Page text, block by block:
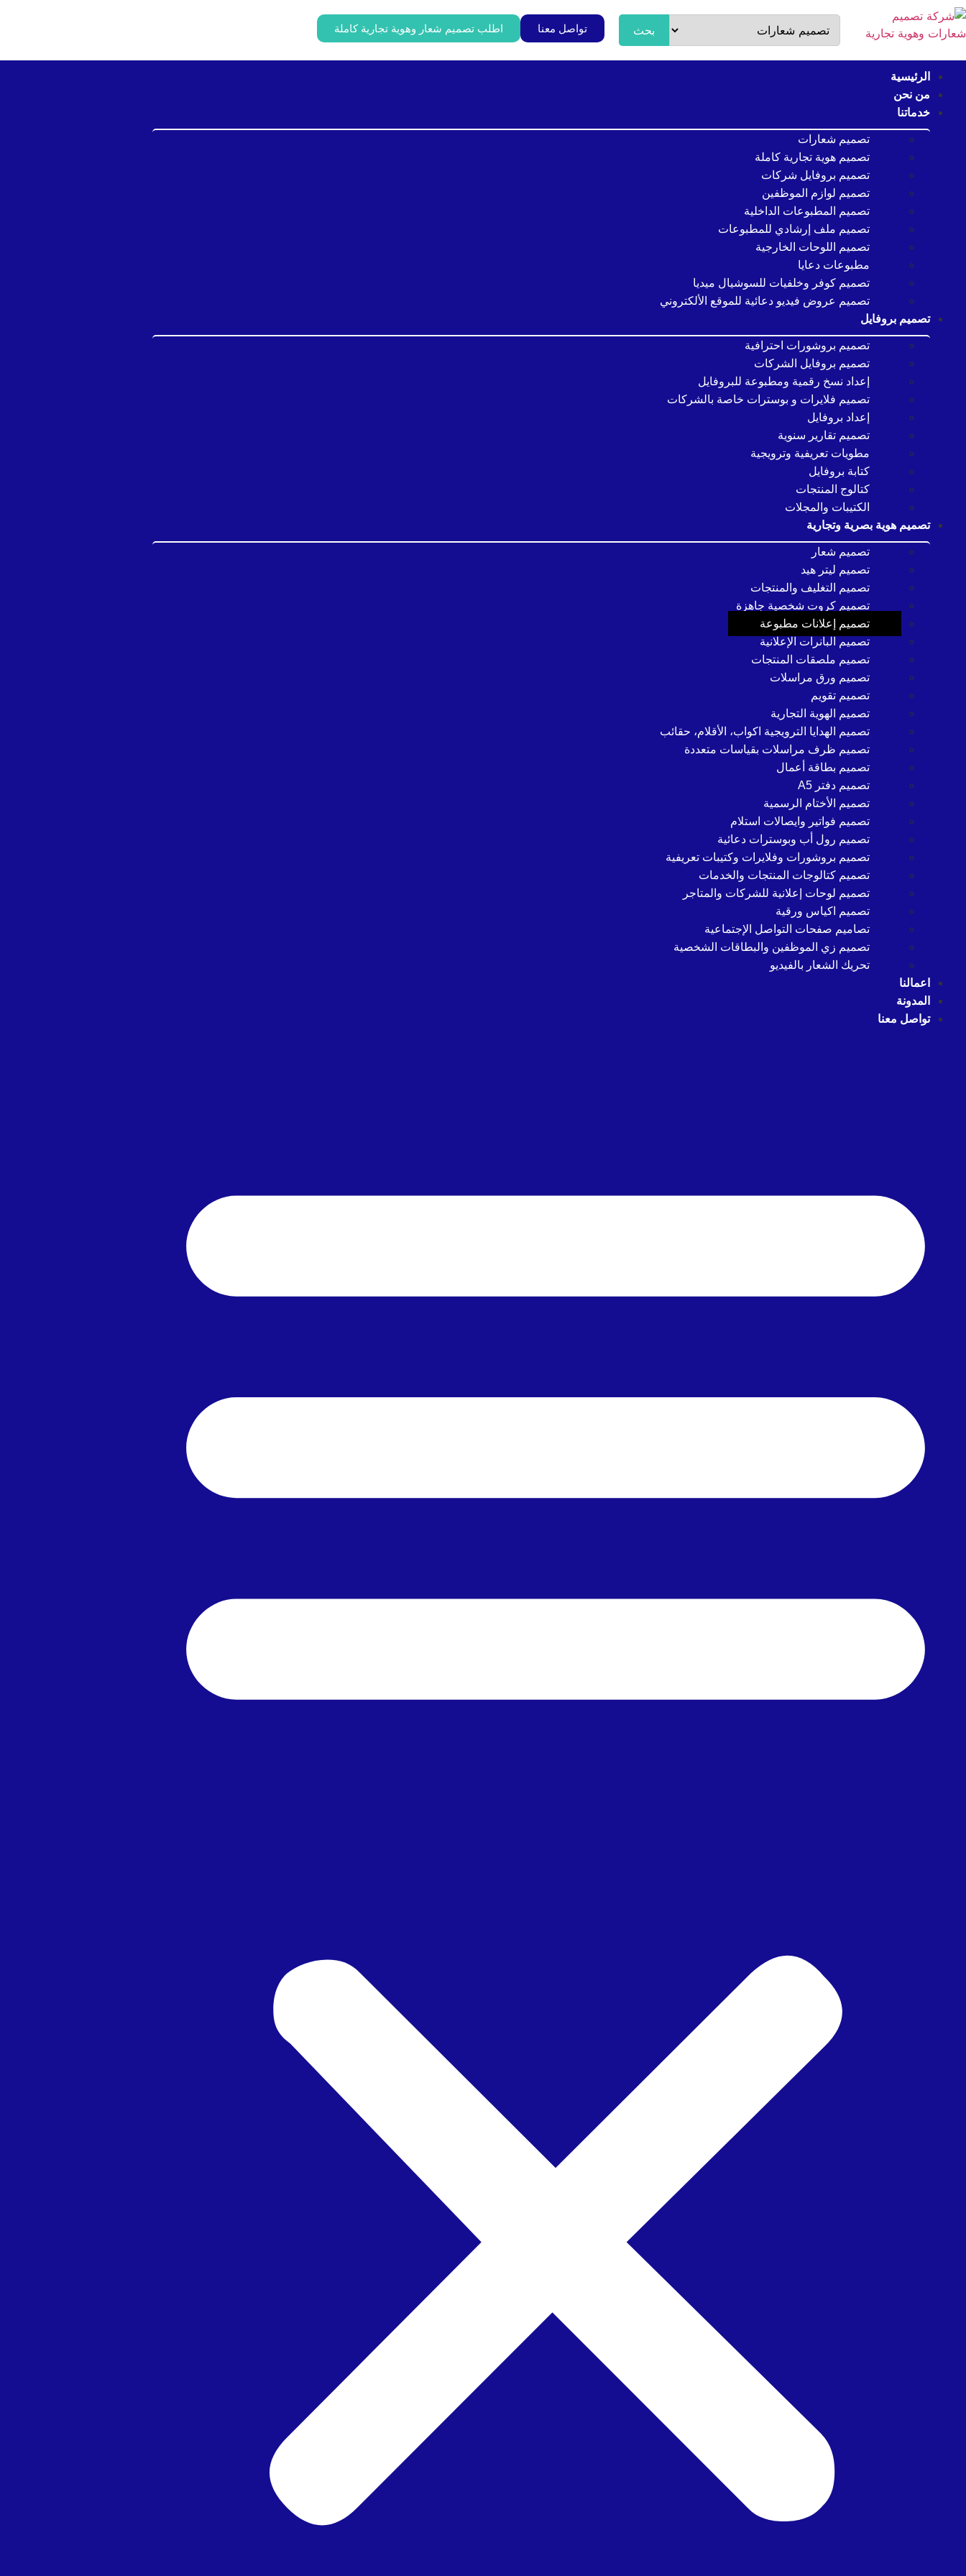
بحث تواصل معنا اطلب تصميم شعار وهوية تجارية كاملة
الرئيسية
من نحن
خدماتنا
تصميم شعارات
تصميم هوية تجارية كاملة
تصميم بروفايل شركات
تصميم لوازم الموظفين
تصميم المطبوعات الداخلية
تصميم ملف إرشادي للمطبوعات
تصميم اللوحات الخارجية
مطبوعات دعايا
تصميم كوفر وخلفيات للسوشيال ميديا
تصميم عروض فيديو دعائية للموقع الألكتروني
تصميم بروفايل
تصميم بروشورات احترافية
تصميم بروفايل الشركات
إعداد نسخ رقمية ومطبوعة للبروفايل
تصميم فلايرات و بوسترات خاصة بالشركات
إعداد بروفايل
تصميم تقارير سنوية
مطويات تعريفية وترويجية
كتابة بروفايل
كتالوج المنتجات
الكتيبات والمجلات
تصميم هوية بصرية وتجارية
تصميم شعار
تصميم ليتر هيد
تصميم التغليف والمنتجات
تصميم كروت شخصية جاهزة
تصميم إعلانات مطبوعة
تصميم البانرات الإعلانية
تصميم ملصقات المنتجات
تصميم ورق مراسلات
تصميم تقويم
تصميم الهوية التجارية
تصميم الهدايا الترويجية اكواب، الأقلام، حقائب
تصميم ظرف مراسلات بقياسات متعددة
تصميم بطاقة أعمال
تصميم دفتر A5
تصميم الأختام الرسمية
تصميم فواتير وايصالات استلام
تصميم رول أب وبوسترات دعائية
تصميم بروشورات وفلايرات وكتيبات تعريفية
تصميم كتالوجات المنتجات والخدمات
تصميم لوحات إعلانية للشركات والمتاجر
تصميم اكياس ورقية
تصاميم صفحات التواصل الإجتماعية
تصميم زي الموظفين والبطاقات الشخصية
تحريك الشعار بالفيديو
اعمالنا
المدونة
تواصل معنا